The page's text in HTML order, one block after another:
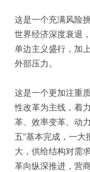
这是一个充满风险
世界经济深度衰退
单边主义盛行，加
外部压力。
这是一个更加注重
性改革为主线，着
革、效率变革、动
五”基本完成，一大
大，供给结构对需
革向纵深推进，营